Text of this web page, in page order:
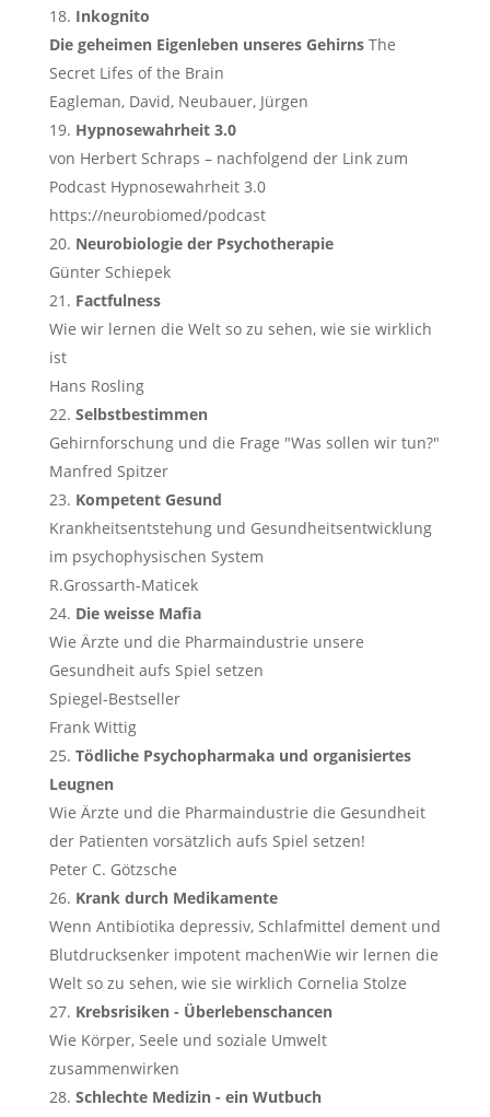
Inkognito
Die geheimen Eigenleben unseres GehirnsThe
Secret Lifes of the Brain
Eagleman, David, Neubauer, Jürgen
Hypnosewahrheit 3.0
von Herbert Schraps – nachfolgend der Link zum
Podcast Hypnosewahrheit 3.0
https://neurobiomed/podcast
Neurobiologie der Psychotherapie
Günter Schiepek
Factfulness
Wie wir lernen die Welt so zu sehen, wie sie wirklich
ist
Hans Rosling
Selbstbestimmen
Gehirnforschung und die Frage "Was sollen wir tun?"
Manfred Spitzer
Kompetent Gesund
Krankheitsentstehung und Gesundheitsentwicklung
im psychophysischen System
R.Grossarth-Maticek
Die weisse Mafia
Wie Ärzte und die Pharmaindustrie unsere
Gesundheit aufs Spiel setzen
Spiegel-Bestseller
Frank Wittig
Tödliche Psychopharmaka und organisiertes
Leugnen
Wie Ärzte und die Pharmaindustrie die Gesundheit
der Patienten vorsätzlich aufs Spiel setzen!
Peter C. Götzsche
Krank durch Medikamente
Wenn Antibiotika depressiv, Schlafmittel dement und
Blutdrucksenker impotent machenWie wir lernen die
Welt so zu sehen, wie sie wirklich Cornelia Stolze
Krebsrisiken - Überlebenschancen
Wie Körper, Seele und soziale Umwelt
zusammenwirken
Schlechte Medizin - ein Wutbuch